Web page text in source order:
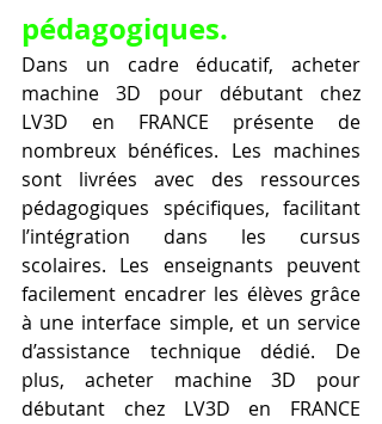
pédagogiques.
Dans un cadre éducatif, acheter
machine 3D pour débutant chez
LV3D en FRANCE présente de
nombreux bénéfices. Les machines
sont livrées avec des ressources
pédagogiques spécifiques, facilitant
l’intégration dans les cursus
scolaires. Les enseignants peuvent
facilement encadrer les élèves grâce
à une interface simple, et un service
d’assistance technique dédié. De
plus, acheter machine 3D pour
débutant chez LV3D en FRANCE